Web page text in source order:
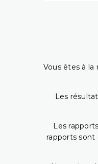
Vous êtes à
Les
Les
rapports sont